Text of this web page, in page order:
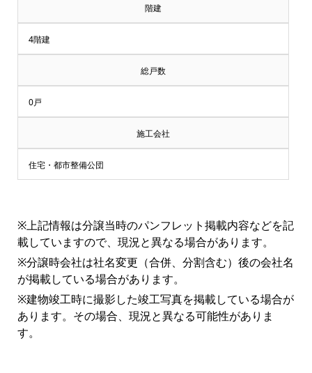
付
中
♪
横
浜
青
葉
区
階建
4階建
総戸数
0戸
施工会社
住宅・都市整備公団
※上記情報は分譲当時のパンフレット掲載内容などを記
載していますので、現況と異なる場合があります。
※分譲時会社は社名変更（合併、分割含む）後の会社名
が掲載している場合があります。
※建物竣工時に撮影した竣工写真を掲載している場合が
あります。その場合、現況と異なる可能性がありま
す。